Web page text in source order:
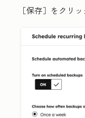
［保存］ をクリッ